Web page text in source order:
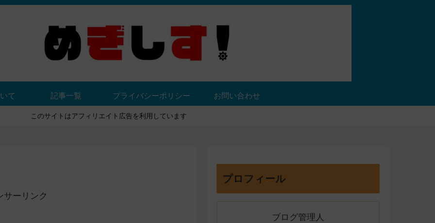
て 記事一覧 プライバシーポリシー お問い合わせ
このサイトはアフィリエイト広告を利用しています
サーリンク
プロフィール
ブログ管理人